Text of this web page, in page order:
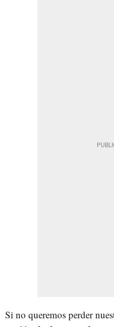
Si no queremos perder